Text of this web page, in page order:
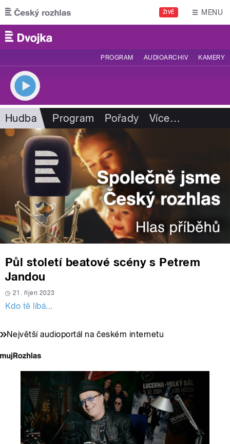
Přejít k hlavnímu obsahu
ŽIVĚ MENU
PROGRAM AUDIOARCHIV KAMERY
Hudba Program Pořady Více…
Půl století beatové scény s Petrem
Jandou
21. říjen 2023
Kdo tě líbá...
Největší audioportál na českém internetu